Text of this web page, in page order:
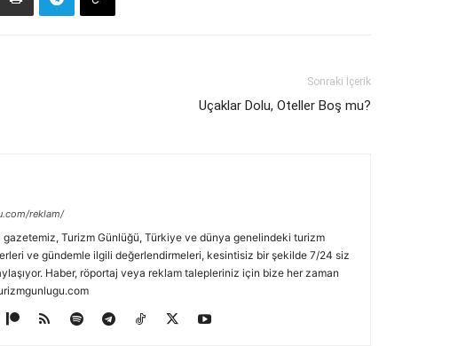
Sonraki İçerik
Uçaklar Dolu, Oteller Boş mu?
reklam/
gazetemiz, Turizm Günlüğü, Türkiye ve dünya genelindeki turizm
ve gündemle ilgili değerlendirmeleri, kesintisiz bir şekilde 7/24 siz
Haber, röportaj veya reklam talepleriniz için bize her zaman